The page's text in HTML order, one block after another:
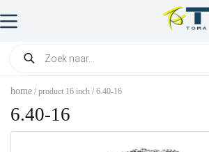
home / product 16 inch / 6.40-16
6.40-16